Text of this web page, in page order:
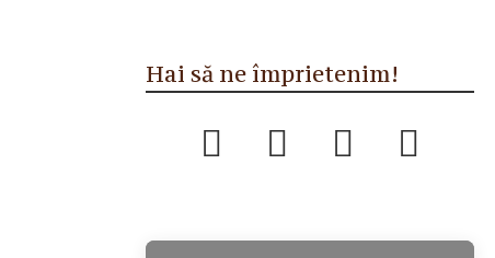
Hai să ne împrietenim!